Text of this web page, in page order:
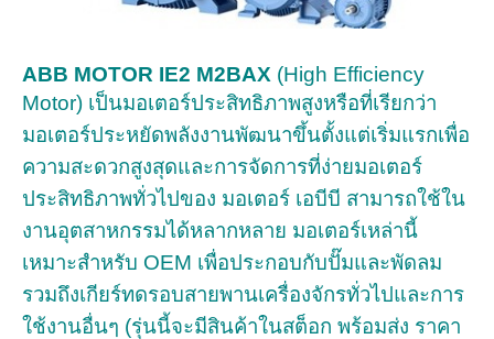
ABB MOTOR IE2 M2BAX (High Efficiency
Motor) เป็นมอเตอร์ประสิทธิภาพสูงหรือที่เรียกว่า
มอเตอร์ประหยัดพลังงานพัฒนาขึ้นตั้งแต่เริ่มแรกเพื่อ
ความสะดวกสูงสุดและการจัดการที่ง่ายมอเตอร์
ประสิทธิภาพทั่วไปของ มอเตอร์ เอบีบี สามารถใช้ใน
งานอุตสาหกรรมได้หลากหลาย มอเตอร์เหล่านี้
เหมาะสำหรับ OEM เพื่อประกอบกับปั๊มและพัดลม
รวมถึงเกียร์ทดรอบสายพานเครื่องจักรทั่วไปและการ
ใช้งานอื่นๆ (รุ่นนี้จะมีสินค้าในสต็อก พร้อมส่ง ราคา